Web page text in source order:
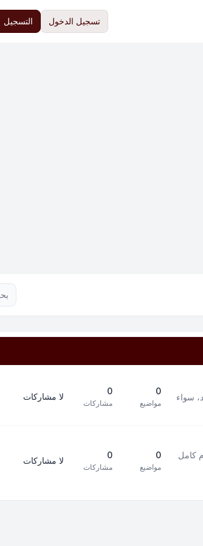
تسجيل الدخول التسجيل
سواء
0
مواضيع
0
مشاركات
لا مشاركات
كامل
0
مواضيع
0
مشاركات
لا مشاركات